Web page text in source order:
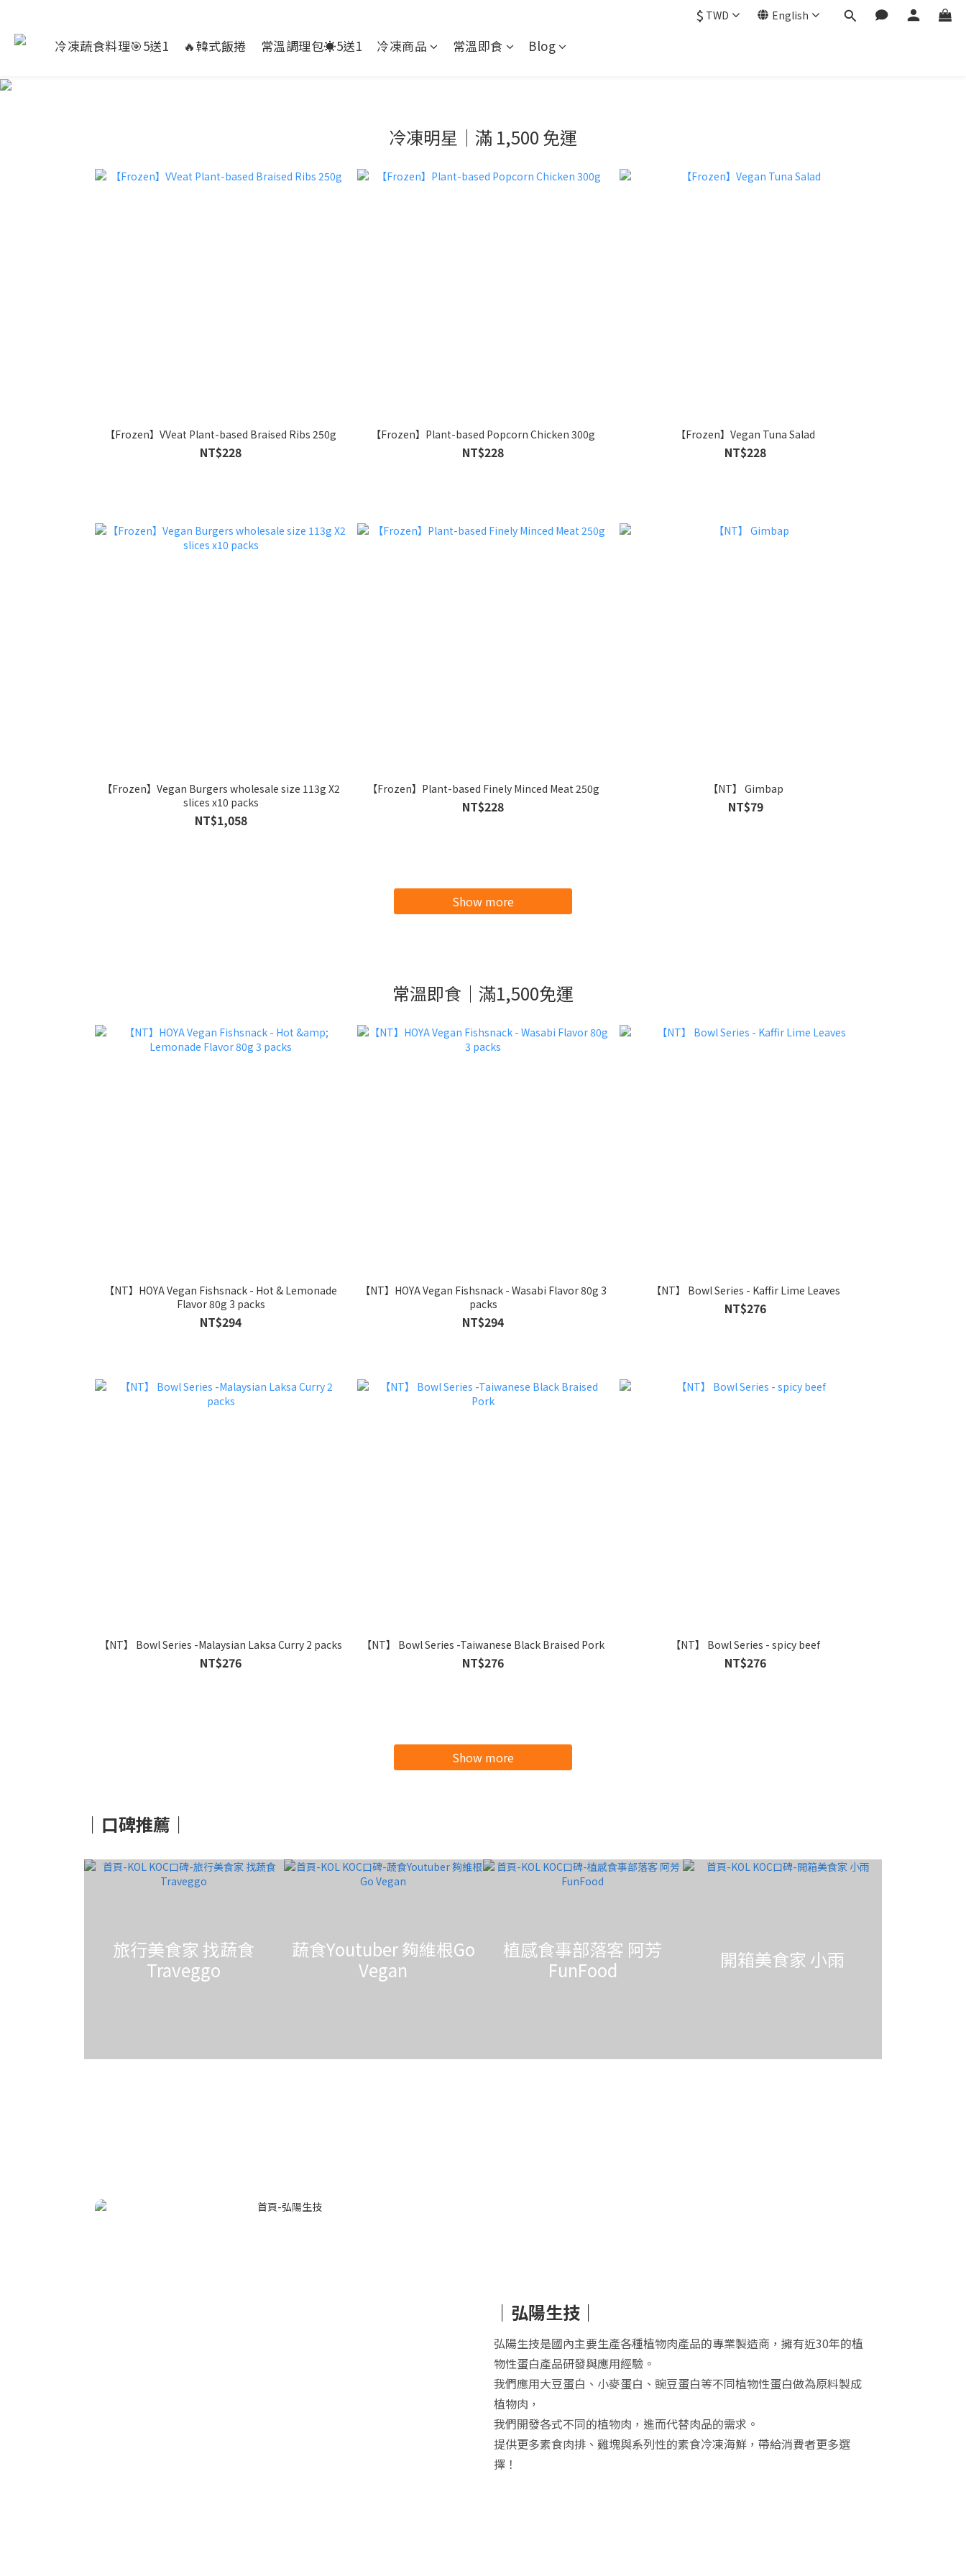
$ TWD English
冷凍蔬食料理🎯5送1 🔥韓式飯捲 常溫調理包☀️5送1 冷凍商品 常溫即食 Blog
冷凍明星｜滿 1,500 免運
【Frozen】VVeat Plant-based Braised Ribs 250g
NT$228
【Frozen】Plant-based Popcorn Chicken 300g
NT$228
【Frozen】Vegan Tuna Salad
NT$228
【Frozen】Vegan Burgers wholesale size 113g X2
slices x10 packs
NT$1,058
【Frozen】Plant-based Finely Minced Meat 250g
NT$228
【NT】 Gimbap
NT$79
Show more
常溫即食｜滿1,500免運
【NT】HOYA Vegan Fishsnack - Hot & Lemonade
Flavor 80g 3 packs
NT$294
【NT】HOYA Vegan Fishsnack - Wasabi Flavor 80g 3
packs
NT$294
【NT】 Bowl Series - Kaffir Lime Leaves
NT$276
【NT】 Bowl Series -Malaysian Laksa Curry 2 packs
NT$276
【NT】 Bowl Series -Taiwanese Black Braised Pork
NT$276
【NT】 Bowl Series - spicy beef
NT$276
Show more
｜口碑推薦｜
旅行美食家 找蔬食
Traveggo
蔬食Youtuber 夠維根Go
Vegan
植感食事部落客 阿芳
FunFood
開箱美食家 小雨
｜弘陽生技｜
弘陽生技是國內主要生產各種植物肉產品的專業製造商， 擁有近30年的植
物性蛋白產品研發與應用經驗。
我們應用大豆蛋白、小麥蛋白、豌豆蛋白等不同植物性蛋白做為原料製成
植物肉，
我們開發各式不同的植物肉， 進而代替肉品的需求。
提供更多素食肉排、雞塊與系列性的素食冷凍海鮮，帶給消費者更多選
擇！